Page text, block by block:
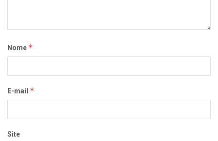
Nome *
E-mail *
Site